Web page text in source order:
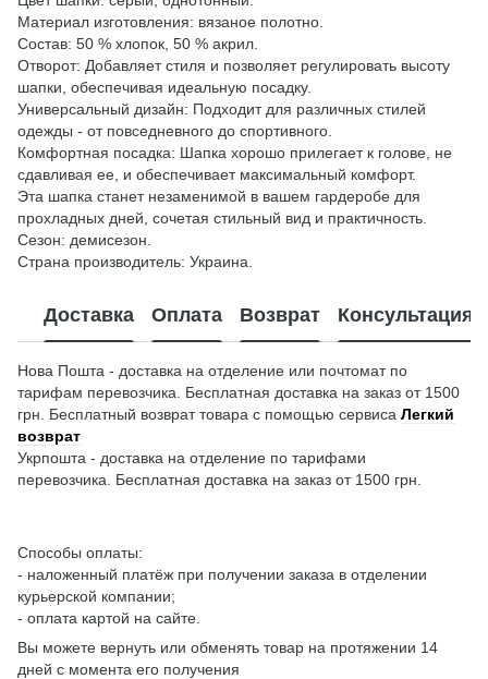
Материал изготовления: вязаное полотно.
Состав: 50 % хлопок, 50 % акрил.
Отворот: Добавляет стиля и позволяет регулировать высоту
шапки, обеспечивая идеальную посадку.
Универсальный дизайн: Подходит для различных стилей
одежды - от повседневного до спортивного.
Комфортная посадка: Шапка хорошо прилегает к голове, не
сдавливая ее, и обеспечивает максимальный комфорт.
Эта шапка станет незаменимой в вашем гардеробе для
прохладных дней, сочетая стильный вид и практичность.
Сезон: демисезон.
Страна производитель: Украина.
Доставка Оплата Возврат Консультация
Нова Пошта - доставка на отделение или почтомат по
тарифам перевозчика. Бесплатная доставка на заказ от 1500
грн. Бесплатный возврат товара с помощью сервиса Легкий
возврат
Укрпошта - доставка на отделение по тарифами
перевозчика. Бесплатная доставка на заказ от 1500 грн.
Способы оплаты:
- наложенный платёж при получении заказа в отделении
курьерской компании;
- оплата картой на сайте.
Вы можете вернуть или обменять товар на протяжении 14
дней с момента его получения